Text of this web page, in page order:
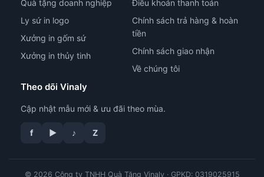
Quà tặng doanh nghiệp
Ly sứ in logo
Xưởng in gốm sứ
Xưởng in thủy tinh
Điều khoản thanh toán
Chính sách trả hàng & hoàn
tiền
Chính sách giao nhận
Về chúng tôi
Theo dõi Vinaly
Cập nhật mẫu mới & ưu đãi theo mùa.
f ▶ ♪ Z
© 2026 Công ty TNHH Quà Tặng Vinaly · GPKD: 0319025915